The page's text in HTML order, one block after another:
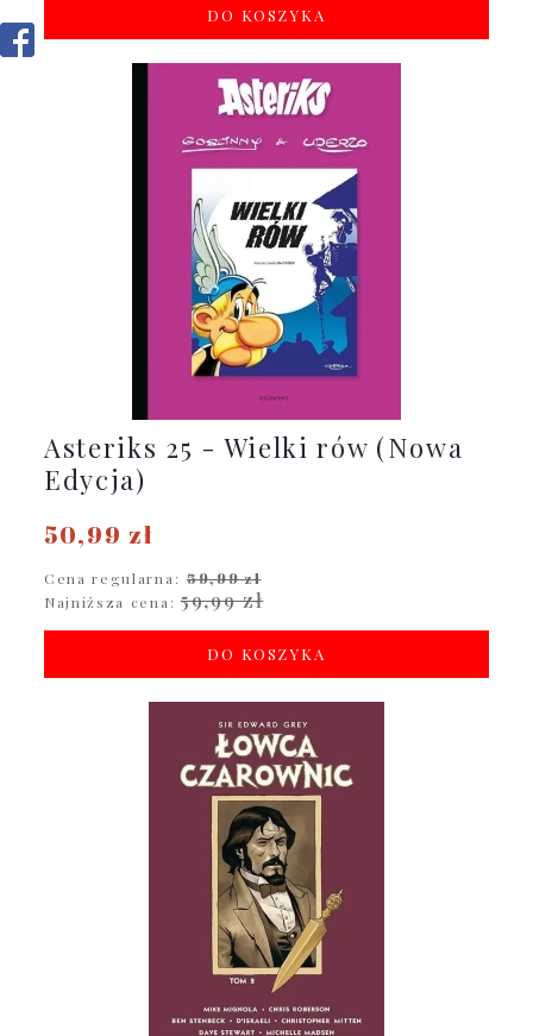
DO KOSZYKA
Asteriks 25 - Wielki rów (Nowa
Edycja)
50,99 zł
Cena regularna: 59,99 zł
Najniższa cena: 59,99 zł
DO KOSZYKA